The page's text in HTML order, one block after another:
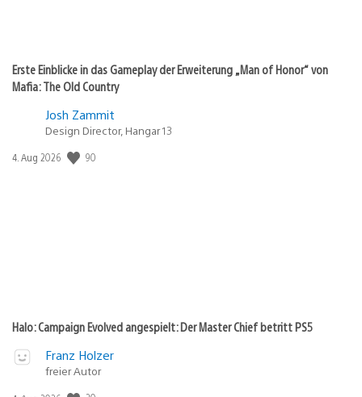
Erste Einblicke in das Gameplay der Erweiterung „Man of Honor“ von
Mafia: The Old Country
Josh Zammit
Design Director, Hangar 13
Veröffentlichungsdatum:
4. Aug 2026 90
Halo: Campaign Evolved angespielt: Der Master Chief betritt PS5
Franz Holzer
freier Autor